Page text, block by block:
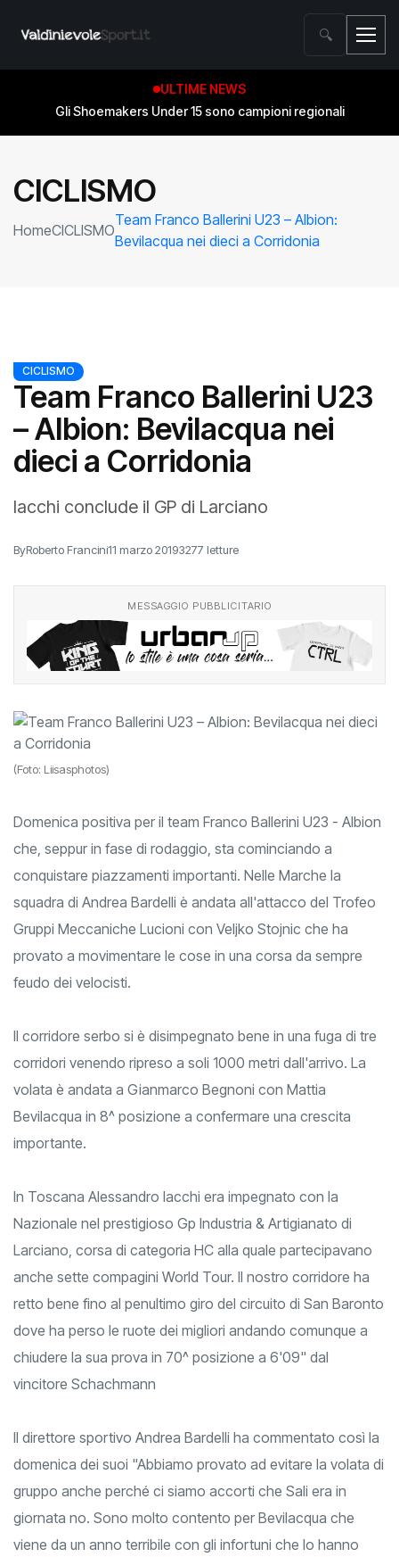
🔍
ULTIME NEWS
Gli Shoemakers Under 15 sono campioni regionali
CICLISMO
HomeCICLISMO
Team Franco Ballerini U23 – Albion:
Bevilacqua nei dieci a Corridonia
CICLISMO
Team Franco Ballerini U23
– Albion: Bevilacqua nei
dieci a Corridonia
Iacchi conclude il GP di Larciano
ByRoberto Francini11 marzo 20193277 letture
MESSAGGIO PUBBLICITARIO
(Foto: Liisasphotos)
Domenica positiva per il team Franco Ballerini U23 - Albion
che, seppur in fase di rodaggio, sta cominciando a
conquistare piazzamenti importanti. Nelle Marche la
squadra di Andrea Bardelli è andata all'attacco del Trofeo
Gruppi Meccaniche Lucioni con Veljko Stojnic che ha
provato a movimentare le cose in una corsa da sempre
feudo dei velocisti.
Il corridore serbo si è disimpegnato bene in una fuga di tre
corridori venendo ripreso a soli 1000 metri dall'arrivo. La
volata è andata a Gianmarco Begnoni con Mattia
Bevilacqua in 8^ posizione a confermare una crescita
importante.
In Toscana Alessandro Iacchi era impegnato con la
Nazionale nel prestigioso Gp Industria & Artigianato di
Larciano, corsa di categoria HC alla quale partecipavano
anche sette compagini World Tour. Il nostro corridore ha
retto bene fino al penultimo giro del circuito di San Baronto
dove ha perso le ruote dei migliori andando comunque a
chiudere la sua prova in 70^ posizione a 6'09" dal
vincitore Schachmann
Il direttore sportivo Andrea Bardelli ha commentato così la
domenica dei suoi "Abbiamo provato ad evitare la volata di
gruppo anche perché ci siamo accorti che Sali era in
giornata no. Sono molto contento per Bevilacqua che
viene da un anno terribile con gli infortuni che lo hanno